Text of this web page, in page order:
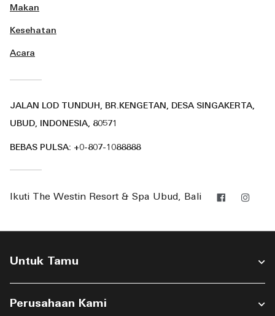
Makan
Kesehatan
Acara
JALAN LOD TUNDUH, BR.KENGETAN, DESA SINGAKERTA,
UBUD, INDONESIA, 80571
BEBAS PULSA: +0-807-1088888
Ikuti The Westin Resort & Spa Ubud, Bali Facebook
Untuk Tamu
Perusahaan Kami